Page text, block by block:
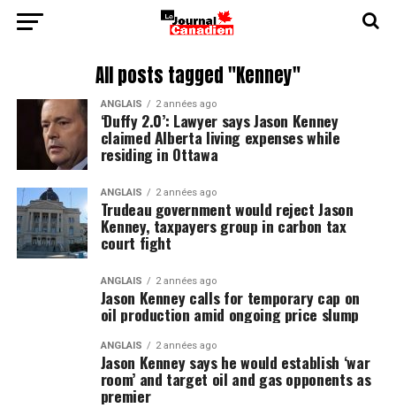
All posts tagged "Kenney"
ANGLAIS 2 années ago
‘Duffy 2.0’: Lawyer says Jason Kenney
claimed Alberta living expenses while
residing in Ottawa
ANGLAIS 2 années ago
Trudeau government would reject Jason
Kenney, taxpayers group in carbon tax
court fight
ANGLAIS 2 années ago
Jason Kenney calls for temporary cap on
oil production amid ongoing price slump
ANGLAIS 2 années ago
Jason Kenney says he would establish ‘war
room’ and target oil and gas opponents as
premier